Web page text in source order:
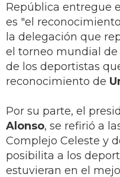
República entregue
es "el
la delegación que
el torneo mundial
de los deportistas
reconocimiento de
Por su parte, el
Alonso, se refirió a
Complejo Celeste y
posibilita a los
estuvieran en el